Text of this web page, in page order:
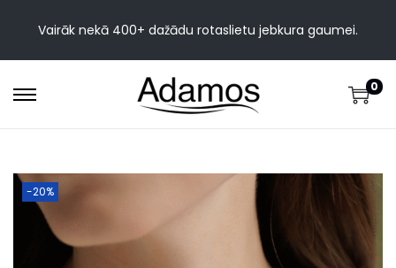
Vairāk nekā 400+ dažādu rotaslietu jebkura gaumei.
0
-20%